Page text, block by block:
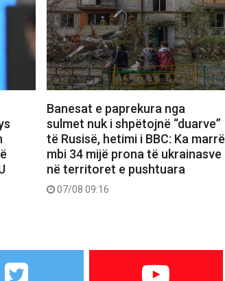
Banesat e paprekura nga
sulmet nuk i shpëtojnë “duarve”
të Rusisë, hetimi i BBC: Ka marrë
mbi 34 mijë prona të ukrainasve
në territoret e pushtuara
07/08 09:16